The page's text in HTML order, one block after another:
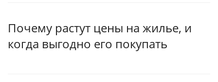
Почему растут цены на жилье, и
когда выгодно его покупать